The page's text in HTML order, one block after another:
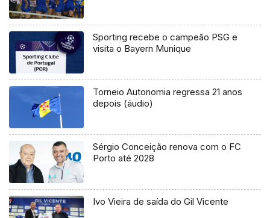
Sporting recebe o campeão PSG e
visita o Bayern Munique
Torneio Autonomia regressa 21 anos
depois (áudio)
Sérgio Conceição renova com o FC
Porto até 2028
Ivo Vieira de saída do Gil Vicente